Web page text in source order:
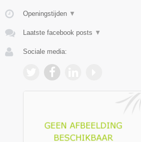
Openingstijden ▼
Laatste facebook posts ▼
Sociale media: